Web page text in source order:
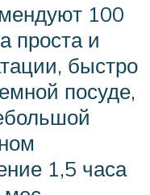
100
проста и
быстро
посуде,
1,5 часа